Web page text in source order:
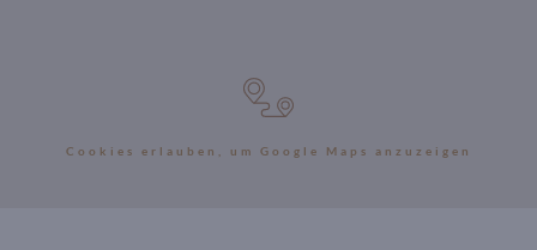
Cookies erlauben, um Google Maps anzuzeigen